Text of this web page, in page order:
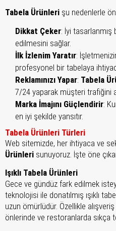
Tabela Ürünleri şu nedenlerle
Dikkat Çeker: İyi tasarlanmış
edilmesini sağlar.
İlk İzlenim Yaratır:
profesyonel bir tabelaya
Reklamınızı Yapar: Tabela
7/24 yaparak müşteri trafiğini
Marka İmajını Güçlendirir:
en iyi şekilde yansıtır.
Tabela Ürünleri Türleri
Web sitemizde, her ihtiyaca ve
Ürünleri sunuyoruz. İşte öne
Işıklı Tabela Ürünleri
Gece ve gündüz fark edilmek
teknolojisi ile donatılmış ışıklı
uzun ömürlüdür. Özellikle
önlerinde ve restoranlarda sıkça